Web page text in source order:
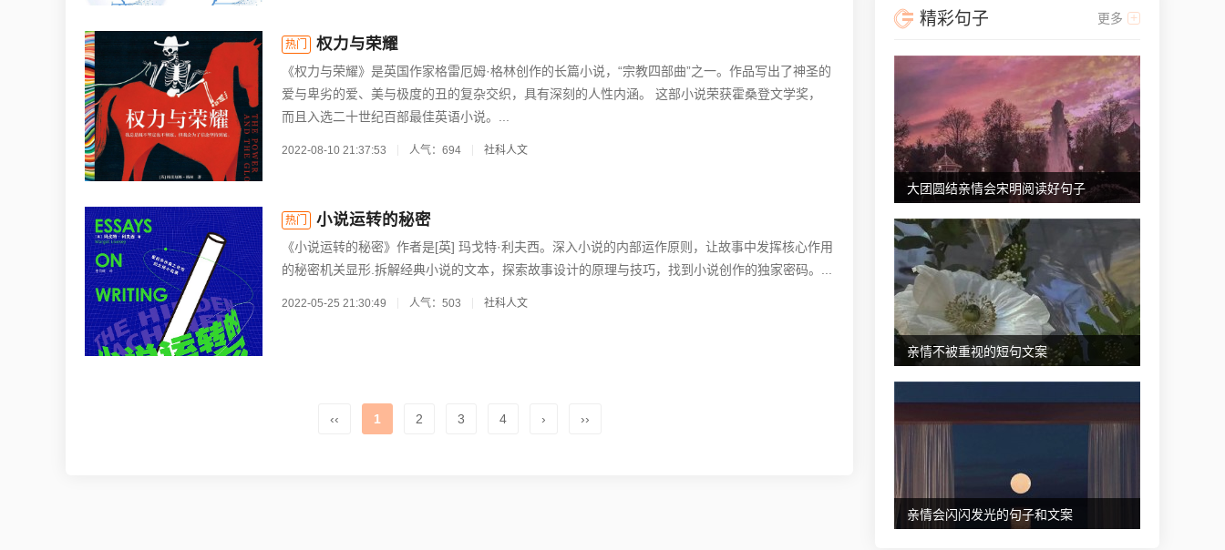
热门 权力与荣耀
《权力与荣耀》是英国作家格雷厄姆·格林创作的长篇小说，“宗教四部曲”之一。作品写出了神圣的
爱与卑劣的爱、美与极度的丑的复杂交织，具有深刻的人性内涵。 这部小说荣获霍桑登文学奖，
而且入选二十世纪百部最佳英语小说。...
2022-08-10 21:37:53 人气：694 社科人文
热门 小说运转的秘密
《小说运转的秘密》作者是[英] 玛戈特·利夫西。深入小说的内部运作原则，让故事中发挥核心作用
的秘密机关显形.拆解经典小说的文本，探索故事设计的原理与技巧，找到小说创作的独家密码。...
2022-05-25 21:30:49 人气：503 社科人文
‹‹ 1 2 3 4 › ››
精彩句子 更多
大团圆结亲情会宋明阅读好句子
亲情不被重视的短句文案
亲情会闪闪发光的句子和文案